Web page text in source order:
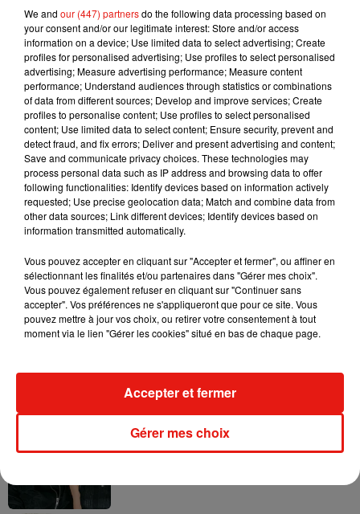
nécessaire à sa libération."Il est en train de se battre en
prison pour une affaire dans laquelle il est innocent"
les proches de l’acteur."Johnny fait tout pour aider la
communauté hispanique. [Il] a contribué à de nombreuses
organisations à but non lucratif et organisations
communautaires", ont-il expliqué. S'il est reconnu coupable
des accusations de"tentative de meurtre volontaire et
prémédité", l'acteur risqueune peine de prison de 25 ans à
la perpétuité, en vertu du Code pénal californien. L'acteur
était déjà apparu dans le passé dans le filmMcFarland, USA
ainsi que dans la série American Crime.
Musique
RÜFÜS DU SOL annonce un nouvel
We and our (447) partnersdo the following data processing based on
your consent and/or our legitimate interest: Store and/or access
information on a device; Use limited data to select advertising; Create
profiles for personalised advertising; Use profiles to select personalised
advertising; Measure advertising performance; Measure content
performance; Understand audiences through statistics or combinations
of data from different sources; Develop and improve services; Create
profiles to personalise content; Use profiles to select personalised
content; Use limited data to select content; Ensure security, prevent and
detect fraud, and fix errors; Deliver and present advertising and content;
Save and communicate privacy choices. These technologies may
process personal data such as IP address and browsing data to offer
following functionalities: Identify devices based on information actively
requested; Use precise geolocation data; Match and combine data from
other data sources; Link different devices; Identify devices based on
information transmitted automatically.
Vous pouvez accepter en cliquant sur "Accepter et fermer", ou affiner en
sélectionnant les finalités et/ou partenaires dans "Gérer mes choix".
Vous pouvez également refuser en cliquant sur "Continuer sans
accepter". Vos préférences ne s'appliqueront que pour ce site. Vous
pouvez mettre à jour vos choix, ou retirer votre consentement à tout
moment via le lien "Gérer les cookies" situé en bas de chaque page.
Gérer mes choix
Accepter et fermer